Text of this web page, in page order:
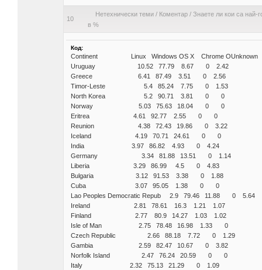
10
Нетехнически теми/ Коментар/ Знаете ли кои са най-
в %
Код:
Continent Linux Windows OS X Chrome OUnknown
Uruguay 10.52 77.79 8.67 0 2.42
Greece 6.41 87.49 3.51 0 2.56
Timor-Leste 5.4 85.24 7.75 0 1.53
North Korea 5.2 90.71 3.81 0 0
Norway 5.03 75.63 18.04 0 0
Eritrea 4.61 92.77 2.55 0 0
Reunion 4.38 72.43 19.86 0 3.22
Iceland 4.19 70.71 24.61 0 0
India 3.97 86.82 4.93 0 4.24
Germany 3.34 81.88 13.51 0 1.14
Liberia 3.29 86.99 4.5 0 4.83
Bulgaria 3.12 91.53 3.38 0 1.88
Cuba 3.07 95.05 1.38 0 0
Lao Peoples Democratic Repub 2.9 79.46 11.88 0 5.64
Ireland 2.81 78.61 16.3 1.21 1.07
Finland 2.77 80.9 14.27 1.03 1.02
Isle of Man 2.75 78.48 16.98 1.33 0
Czech Republic 2.66 88.18 7.72 0 1.29
Gambia 2.59 82.47 10.67 0 3.82
Norfolk Island 2.47 76.24 20.59 0 0
Italy 2.32 75.13 21.29 0 1.09